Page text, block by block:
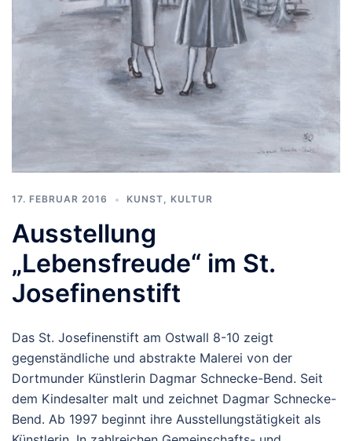
17. FEBRUAR 2016 KUNST, KULTUR
Ausstellung
„Lebensfreude“ im St.
Josefinenstift
Das St. Josefinenstift am Ostwall 8-10 zeigt
gegenständliche und abstrakte Malerei von der
Dortmunder Künstlerin Dagmar Schnecke-Bend. Seit
dem Kindesalter malt und zeichnet Dagmar Schnecke-
Bend. Ab 1997 beginnt ihre Ausstellungstätigkeit als